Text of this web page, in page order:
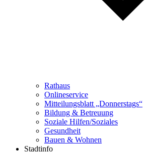
Rathaus
Onlineservice
Mitteilungsblatt „Donnerstags“
Bildung & Betreuung
Soziale Hilfen/Soziales
Gesundheit
Bauen & Wohnen
Stadtinfo